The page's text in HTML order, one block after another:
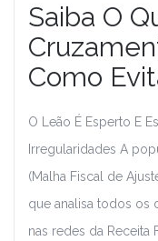
Saiba O
Como
O Leão É Esperto E
Irregularidades A
(Malha Fiscal de
que analisa todos os
nas redes da Receita